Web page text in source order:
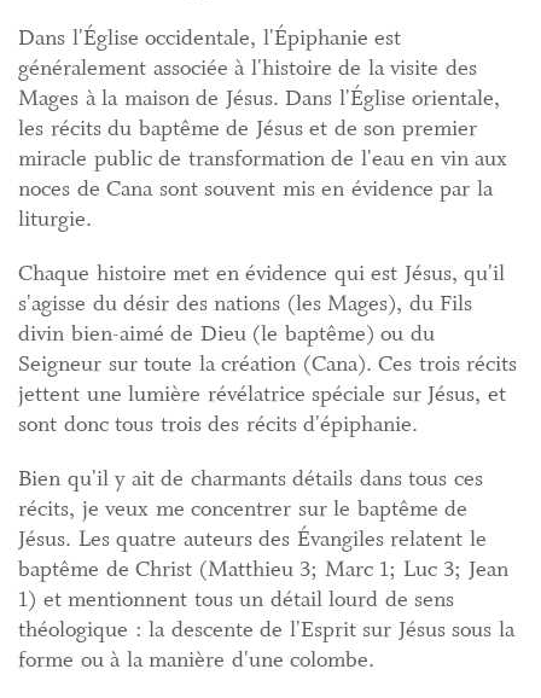
Dans l'Église occidentale, l'Épiphanie est
généralement associée à l'histoire de la visite des
Mages à la maison de Jésus. Dans l'Église orientale,
les récits du baptême de Jésus et de son premier
miracle public de transformation de l'eau en vin aux
noces de Cana sont souvent mis en évidence par la
liturgie.
Chaque histoire met en évidence qui est Jésus, qu'il
s'agisse du désir des nations (les Mages), du Fils
divin bien-aimé de Dieu (le baptême) ou du
Seigneur sur toute la création (Cana). Ces trois récits
jettent une lumière révélatrice spéciale sur Jésus, et
sont donc tous trois des récits d'épiphanie.
Bien qu'il y ait de charmants détails dans tous ces
récits, je veux me concentrer sur le baptême de
Jésus. Les quatre auteurs des Évangiles relatent le
baptême de Christ (Matthieu 3; Marc 1; Luc 3; Jean
1) et mentionnent tous un détail lourd de sens
théologique : la descente de l'Esprit sur Jésus sous la
forme ou à la manière d'une colombe.